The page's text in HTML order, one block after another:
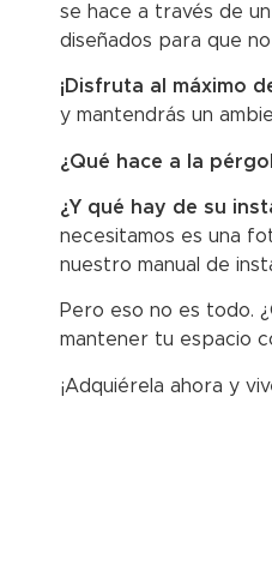
se hace a través de
diseñados para que
¡Disfruta al máximo
y mantendrás un
¿Qué hace a la
¿Y qué hay de su
necesitamos es una
nuestro manual de
Pero eso no es todo.
mantener tu espacio
¡Adquiérela ahora y